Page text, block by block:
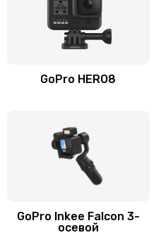
GoPro HERO8
GoPro Inkee Falcon 3-
осевой